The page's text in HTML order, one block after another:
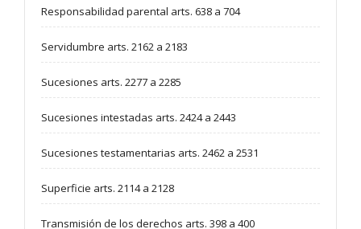
Responsabilidad parental arts. 638 a 704
Servidumbre arts. 2162 a 2183
Sucesiones arts. 2277 a 2285
Sucesiones intestadas arts. 2424 a 2443
Sucesiones testamentarias arts. 2462 a 2531
Superficie arts. 2114 a 2128
Transmisión de los derechos arts. 398 a 400